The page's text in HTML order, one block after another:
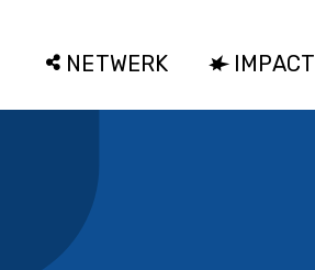
NETWERK IMPACT